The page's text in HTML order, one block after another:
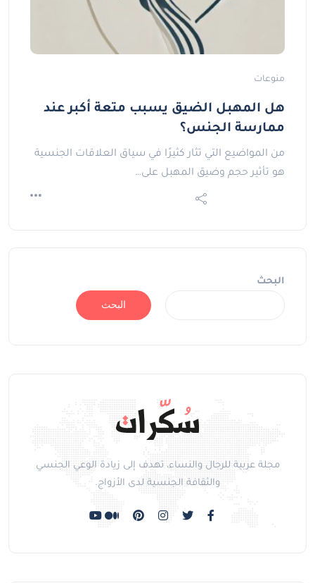
منوعات
هل المهبل الضيق يسبب متعة أكبر عند
ممارسة الجنس؟
من المواضيع التي تثار كثيرًا في سياق العلاقات الجنسية
هو تأثير حجم وضيق المهبل على…
البحث
البحث
مجلة عربية للرجال والنساء، تهدف إلى زيادة الوعي الجنسي
والثقافة الجنسية لدى الأزواج.